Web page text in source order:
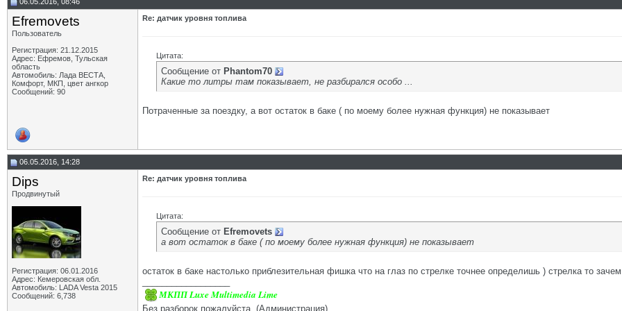
Efremovets
Пользователь
Регистрация: 21.12.2015
Адрес: Ефремов, Тульская
область
Автомобиль: Лада ВЕСТА,
Комфорт, МКП, цвет ангкор
Сообщений: 90
Re: датчик уровня топлива
Цитата:
Сообщение от Phantom70
Какие то литры там показывает, не разбирался особо ...
Потраченные за поездку, а вот остаток в баке ( по моему более нужная функция) не показывает
06.05.2016, 14:28
Dips
Продвинутый
Регистрация: 06.01.2016
Адрес: Кемеровская обл.
Автомобиль: LADA Vesta 2015
Сообщений: 6,738
Re: датчик уровня топлива
Цитата:
Сообщение от Efremovets
а вот остаток в баке ( по моему более нужная функция) не показывает
остаток в баке настолько приблезительная фишка что на глаз по стрелке точнее определишь ) стрелка то
МКПП Luxe Multimedia Lime
Без разборок пожалуйста. (Администрация)